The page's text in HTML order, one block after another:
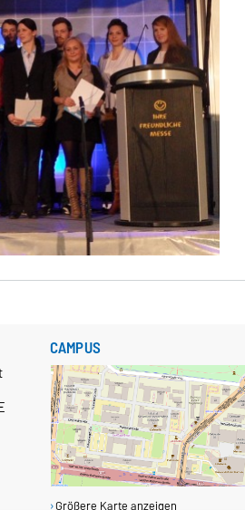
CAMPUS
Größere Karte anzeigen